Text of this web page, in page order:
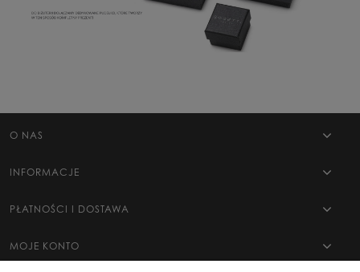
O NAS
INFORMACJE
PŁATNOŚCI I DOSTAWA
MOJE KONTO